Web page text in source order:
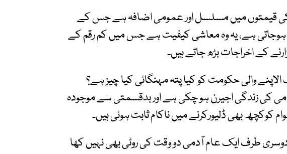
کی قیمتوں میں مسلسل اور عمومی اضافہ ہے جس کے
ہے، یہ وہ معاشی کیفیت ہے جس میں کم رقم کے
کے اخراجات بڑھ جاتے ہیں۔
والی حکومت کو کیا پتہ مہنگائی کیا چیز ہے؟
کی زندگی اجیرن ہو چکی ہے اور بدقسمتی سے موجودہ
کوکچھ بھی ڈلیورکرنے میں ناکام ثابت ہوئی ہیں۔
طرف ایک عام آدمی دو وقت کی روٹی بھی نہیں کھا